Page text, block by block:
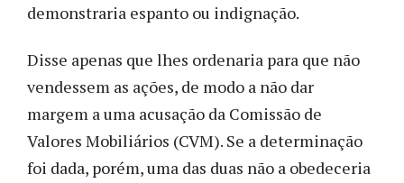
demonstraria espanto ou indignação.
Disse apenas que lhes ordenaria para que não
vendessem as ações, de modo a não dar
margem a uma acusação da Comissão de
Valores Mobiliários (CVM). Se a determinação
foi dada, porém, uma das duas não a obedeceria